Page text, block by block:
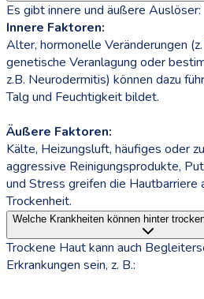
Es gibt innere und äußere Auslöser:
Innere Faktoren:
Alter, hormonelle Veränderungen
genetische Veranlagung oder
z.B. Neurodermitis) können dazu
Talg und Feuchtigkeit bildet.
Äußere Faktoren:
Kälte, Heizungsluft, häufiges oder
aggressive Reinigungsprodukte,
und Stress greifen die Hautbarriere
Trockenheit.
Welche Krankheiten können hinter
Trockene Haut kann auch
Erkrankungen sein, z. B.: